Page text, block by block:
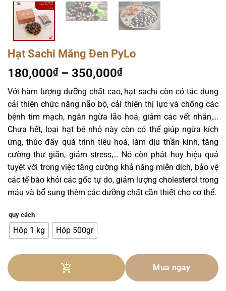
Hạt Sachi Măng Đen PyLo
180,000₫ – 350,000₫Khoảng
giá:
từ
180,000₫
đến
350,000₫
Với hàm lượng dưỡng chất cao, hạt sachi còn có tác dụng
cải thiện chức năng não bộ, cải thiện thị lực và chống các
bệnh tim mạch, ngăn ngừa lão hoá, giảm các vết nhăn,…
Chưa hết, loại hạt bé nhỏ này còn có thể giúp ngừa kích
ứng, thúc đẩy quá trình tiêu hoá, làm dịu thần kinh, tăng
cường thư giãn, giảm stress,… Nó còn phát huy hiệu quả
tuyệt vời trong việc tăng cường khả năng miễn dịch, bảo vệ
các tế bào khỏi các gốc tự do, giảm lượng cholesterol trong
máu và bổ sung thêm các dưỡng chất cần thiết cho cơ thể.
quy cách
Hộp 1 kg Hộp 500gr
Mua ngay